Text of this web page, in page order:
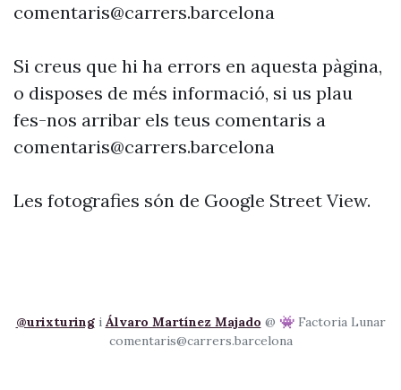
comentaris@carrers.barcelona
Si creus que hi ha errors en aquesta pàgina,
o disposes de més informació, si us plau
fes-nos arribar els teus comentaris a
comentaris@carrers.barcelona
Les fotografies són de Google Street View.
@urixturingi Álvaro Martínez Majado @ 👾 Factoria Lunar
comentaris@carrers.barcelona